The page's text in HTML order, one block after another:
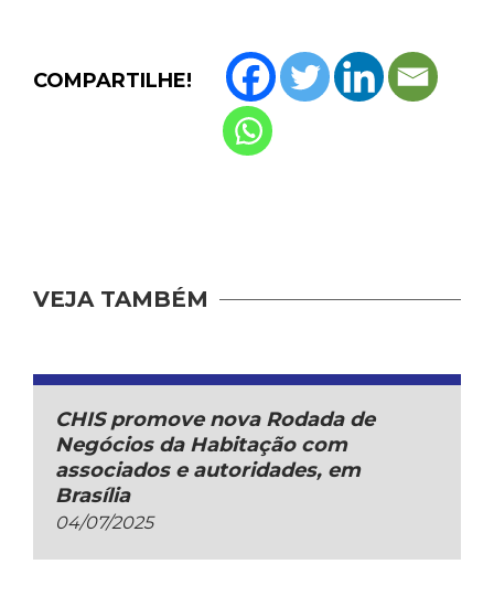
COMPARTILHE!
VEJA TAMBÉM
CHIS promove nova Rodada de
Negócios da Habitação com
associados e autoridades, em
Brasília
04/07/2025